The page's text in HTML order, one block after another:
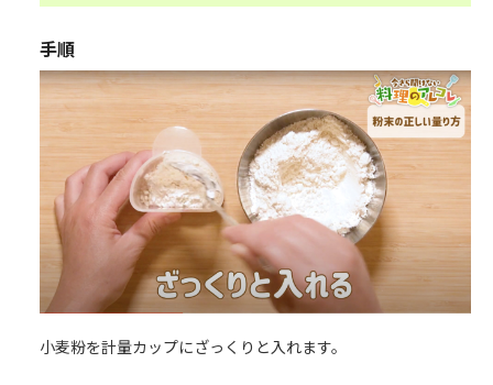
手順
小麦粉を計量カップにざっくりと入れます。